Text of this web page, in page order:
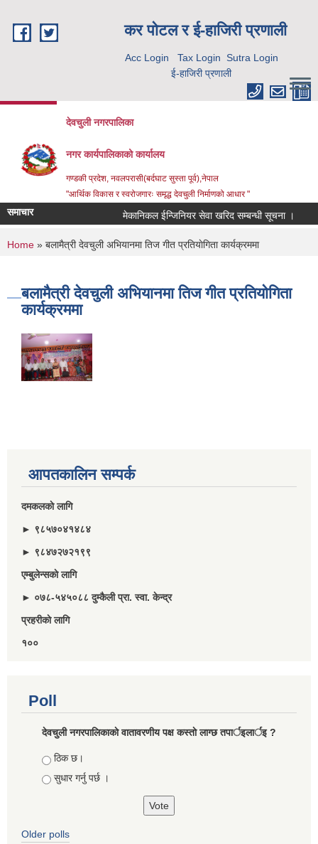
कर पाेटल र ई-हाजिरी प्रणाली
Acc Login Tax Login Sutra Login
ई-हाजिरी प्रणाली
देवचुली नगरपालिका
नगर कार्यपालिकाको कार्यालय
गण्डकी प्रदेश, नवलपरासी(बर्दघाट सुस्ता पूर्व),नेपाल
"आर्थिक विकास र स्वरोजगारः समृद्ध देवचुली निर्माणको आधार "
समाचार मेकानिकल ईन्जिनियर सेवा खरिद सम्बन्धी सूचना ।
You are here
Home » बलामैत्री देवचुली अभियानमा तिज गीत प्रतियाेगिता कार्यक्रममा
बलामैत्री देवचुली अभियानमा तिज गीत प्रतियाेगिता
कार्यक्रममा
आपतकालिन सम्पर्क
दमकलकाे लागि
► ९८५७०४१४८४
► ९८४७२७२१९९
एम्बुलेन्सकाे लागि
► ०७८-५४५०८८ दुम्कैली प्रा. स्वा. केन्द्र
प्रहरीकाे लागि
१००
Poll
देवचुली नगरपालिकाकाे वातावरणीय पक्ष कस्ताे लाग्छ तपार्इलार्इ ?
Choices
ठिक छ।
सुधार गर्नु पर्छ ।
Older polls